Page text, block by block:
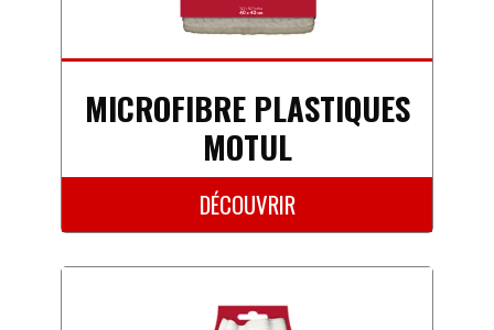
MICROFIBRE PLASTIQUES
MOTUL
DÉCOUVRIR